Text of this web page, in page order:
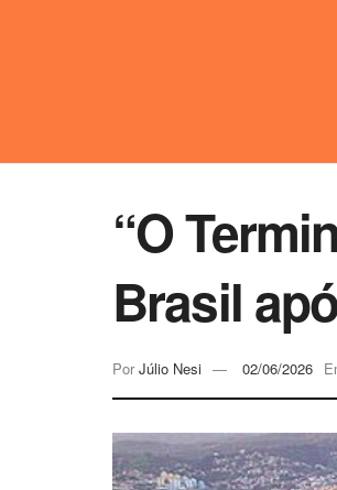
“O
Brasil
Por Júlio Nesi 02/06/2026